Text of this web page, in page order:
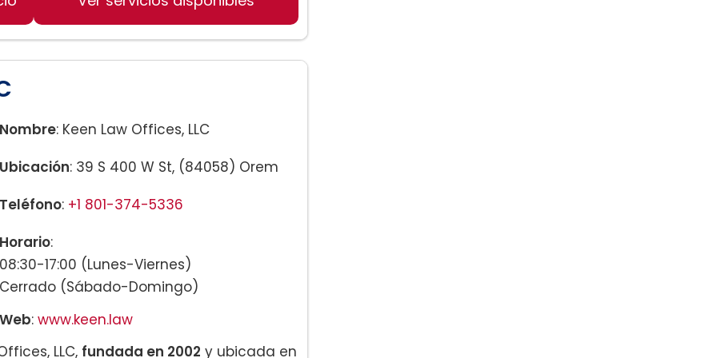
(VAWA)
Nombre: Keen Law Offices, LLC
Ubicación: 39 S 400 W St, (84058) Orem
Teléfono: +1 801-374-5336
Horario:
08:30-17:00 (Lunes-Viernes)
Cerrado (Sábado-Domingo)
Web: www.keen.law
LLC, fundada en 2002 y ubicada en